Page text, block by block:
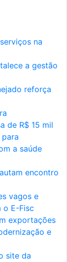
na
a gestão
reforça
de R$ 15 mil
a saúde
encontro
vagos e
E-Fisc
exportações
e
site da